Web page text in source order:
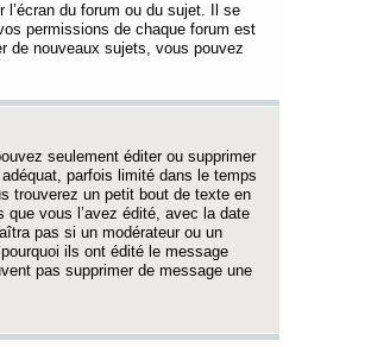
du forum ou du sujet. Il se
permissions de chaque forum est
de nouveaux sujets, vous pouvez
seulement éditer ou supprimer
parfois limité dans le temps
trouverez un petit bout de texte en
vous l’avez édité, avec la date
pas si un modérateur ou un
ils ont édité le message
pas supprimer de message une